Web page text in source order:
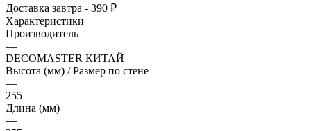
Доставка завтра - 390 ₽
Характеристики
Производитель
—
DECOMASTER КИТАЙ
Высота (мм) / Размер по стене
—
255
Длина (мм)
—